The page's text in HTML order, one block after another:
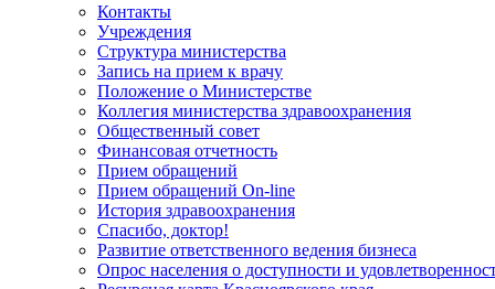
Контакты
Учреждения
Структура министерства
Запись на прием к врачу
Положение о Министерстве
Коллегия министерства здравоохранения
Общественный совет
Финансовая отчетность
Прием обращений
Прием обращений On-line
История здравоохранения
Спасибо, доктор!
Развитие ответственного ведения бизнеса
Опрос населения о доступности и